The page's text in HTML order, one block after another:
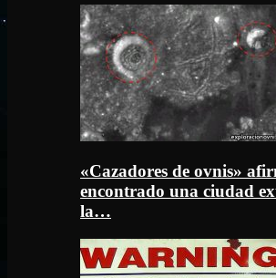
«Cazadores de ovnis»
encontrado una ciudad
la…